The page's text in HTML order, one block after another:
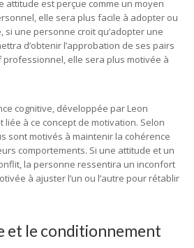
attitude est perçue comme un moyen
elle sera plus facile à adopter ou
si une personne croit qu’adopter une
d’obtenir l’approbation de ses pairs
professionnel, elle sera plus motivée à
cognitive, développée par Leon
liée à ce concept de motivation. Selon
sont motivés à maintenir la cohérence
comportements. Si une attitude et un
la personne ressentira un inconfort
à ajuster l’un ou l’autre pour rétablir
et le conditionnement